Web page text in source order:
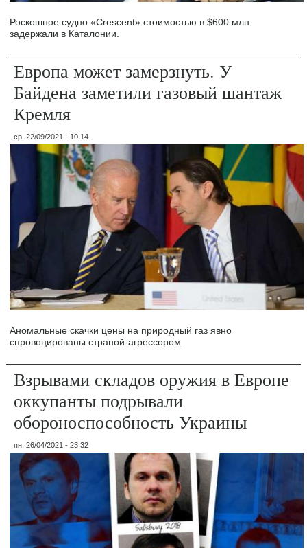
Роскошное судно «Crescent» стоимостью в $600 млн
задержали в Каталонии.
Европа может замерзнуть. У
Байдена заметили газовый шантаж
Кремля
ср, 22/09/2021 - 10:14
Аномальные скачки цены на природный газ явно
спровоцированы страной-агрессором.
Взрывами складов оружия в Европе
оккупанты подрывали
обороноспособность Украины
пн, 26/04/2021 - 23:32